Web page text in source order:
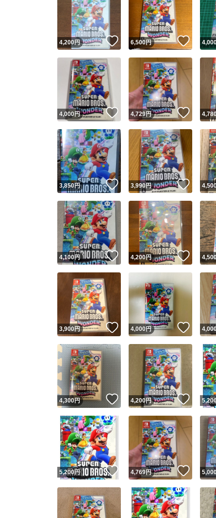
安心
4,200円 いいね！
6,500円 いいね
4,000円 いいね！
4,729円 いいね
3,850円 いいね！
3,990円 いいね
4,100円 いいね！
4,200円 いいね
3,900円 いいね！
4,000円 いいね
4,300円 いいね！
4,200円 いいね
5,200円 いいね！
4,769円 いいね